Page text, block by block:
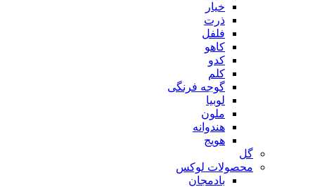
خیار
ذرت
فلفل
کاهو
کدو
کلم
گوجه فرنگی
لوبیا
ملون
هندوانه
هویج
گل
محصولات لوکس
بادمجان